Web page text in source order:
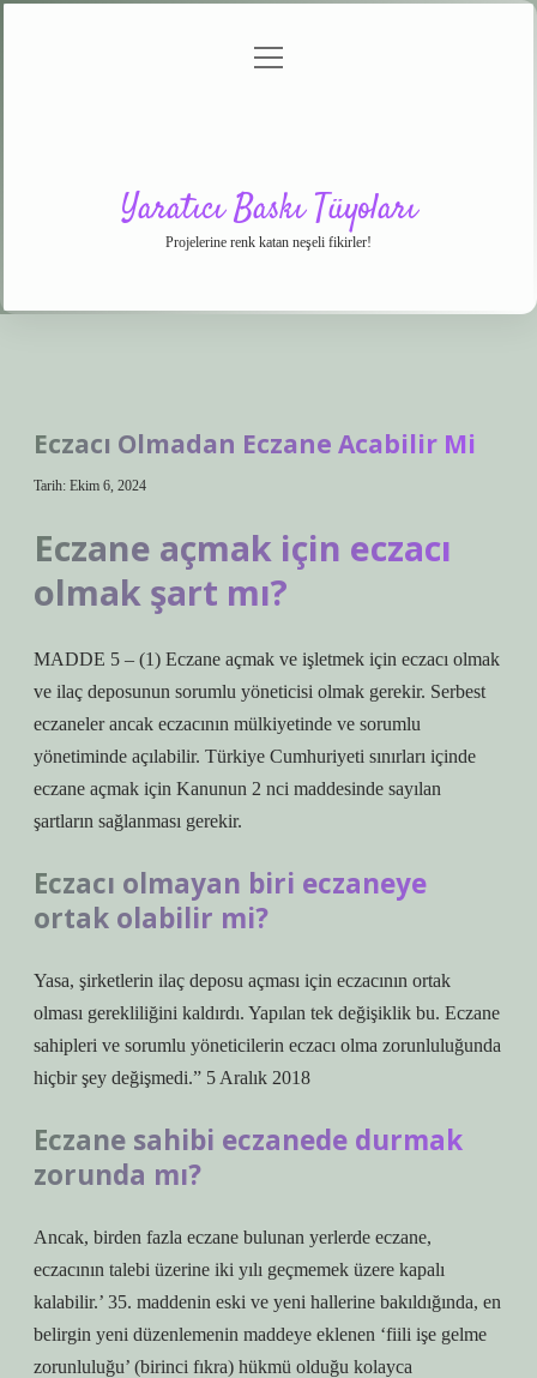
menüyü
Yaratıcı Baskı Tüyoları
Projelerine renk katan neşeli fikirler!
Eczacı Olmadan Eczane Acabilir Mi
Tarih: Ekim 6, 2024
Eczane açmak için eczacı
olmak şart mı?
MADDE 5 – (1) Eczane açmak ve işletmek için eczacı olmak
ve ilaç deposunun sorumlu yöneticisi olmak gerekir. Serbest
eczaneler ancak eczacının mülkiyetinde ve sorumlu
yönetiminde açılabilir. Türkiye Cumhuriyeti sınırları içinde
eczane açmak için Kanunun 2 nci maddesinde sayılan
şartların sağlanması gerekir.
Eczacı olmayan biri eczaneye
ortak olabilir mi?
Yasa, şirketlerin ilaç deposu açması için eczacının ortak
olması gerekliliğini kaldırdı. Yapılan tek değişiklik bu. Eczane
sahipleri ve sorumlu yöneticilerin eczacı olma zorunluluğunda
hiçbir şey değişmedi.” 5 Aralık 2018
Eczane sahibi eczanede durmak
zorunda mı?
Ancak, birden fazla eczane bulunan yerlerde eczane,
eczacının talebi üzerine iki yılı geçmemek üzere kapalı
kalabilir.’ 35. maddenin eski ve yeni hallerine bakıldığında, en
belirgin yeni düzenlemenin maddeye eklenen ‘fiili işe gelme
zorunluluğu’ (birinci fıkra) hükmü olduğu kolayca